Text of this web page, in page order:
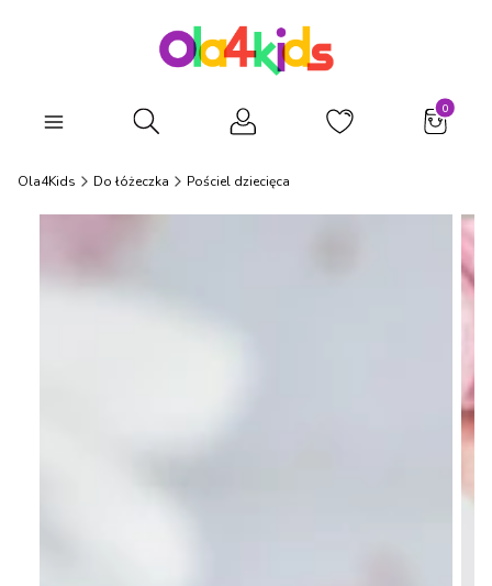
Otwórz wyszukiwarkę
Ola4Kids Do łóżeczka Pościel dziecięca